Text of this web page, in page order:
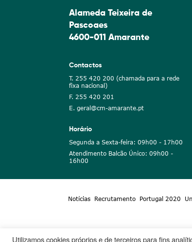
Alameda Teixeira de
Pascoaes
4600-011 Amarante
Contactos
T. 255 420 200 (chamada para a rede
fixa nacional)
F. 255 420 201
E. geral@cm-amarante.pt
Horário
Segunda a Sexta-feira: 09h00 - 17h00
Atendimento Balcão Único: 09h00 -
16h00
Notícias Recrutamento Portugal 2020
Utilizamos cookies próprios e de terceiros para fins